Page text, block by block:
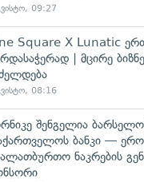
09:27
Square X Lunatic
| მცირე
08:16
შენგელია
ბანკი —
ნაკრების